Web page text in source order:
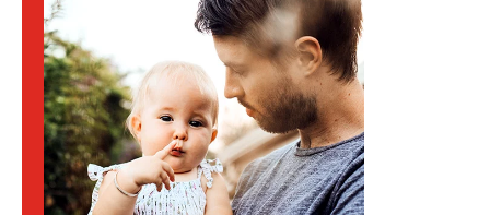
den Sommerferien, stattfinden.
Bei weiteren Fragen wenden Sie sich bitte an die oben
angeführten Kontakte.
Bilder (Anklicken zum Vergrößern)